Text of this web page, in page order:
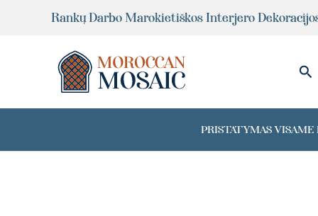
Rankų Darbo Marokietiškos Interjero
PRISTATYMAS